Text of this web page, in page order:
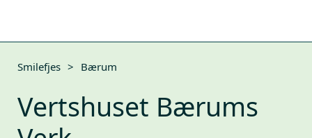
Smilefjes > Bærum
Vertshuset Bærums